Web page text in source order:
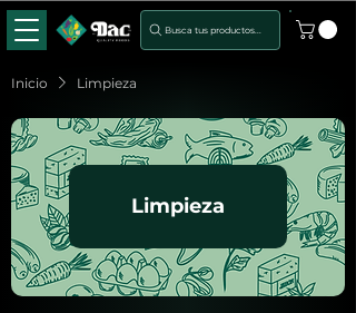
Busca tus productos...
Inicio Limpieza
Limpieza